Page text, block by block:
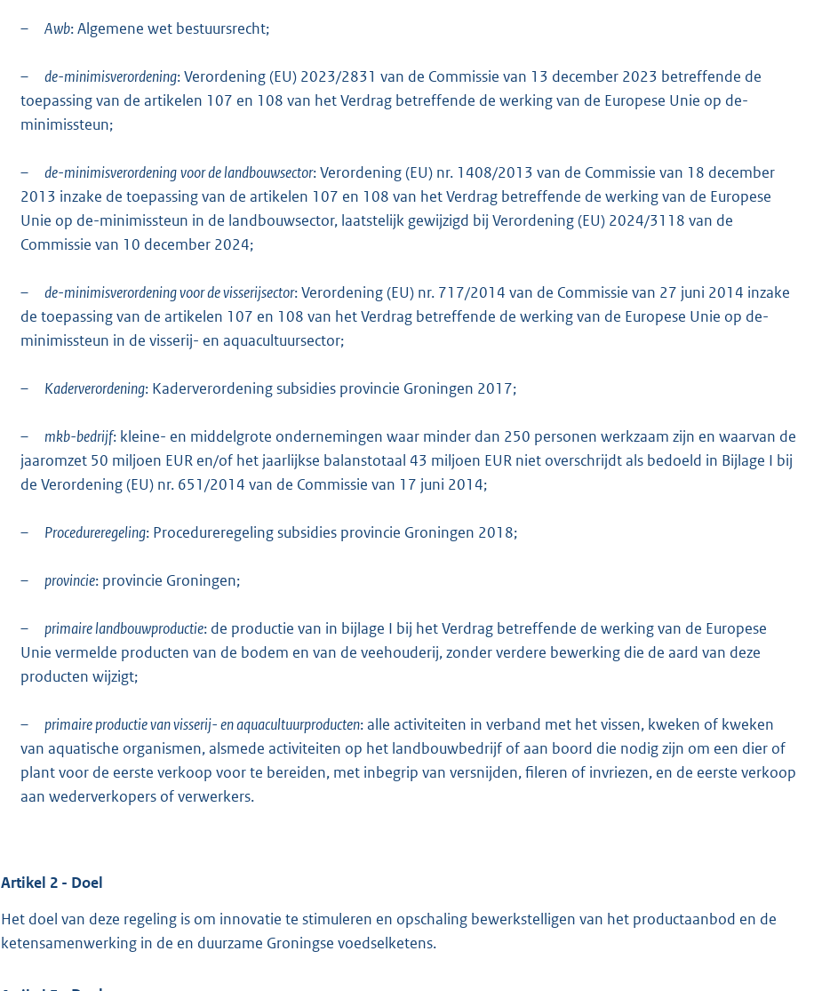
– Awb: Algemene wet bestuursrecht;
– de-minimisverordening: Verordening (EU) 2023/2831 van de Commissie van 13 december 2023 betreffende de
toepassing van de artikelen 107 en 108 van het Verdrag betreffende de werking van de Europese Unie op de-
minimissteun;
– de-minimisverordening voor de landbouwsector: Verordening (EU) nr. 1408/2013 van de Commissie van 18 december
2013 inzake de toepassing van de artikelen 107 en 108 van het Verdrag betreffende de werking van de Europese
Unie op de-minimissteun in de landbouwsector, laatstelijk gewijzigd bij Verordening (EU) 2024/3118 van de
Commissie van 10 december 2024;
– de-minimisverordening voor de visserijsector: Verordening (EU) nr. 717/2014 van de Commissie van 27 juni 2014 inzake
de toepassing van de artikelen 107 en 108 van het Verdrag betreffende de werking van de Europese Unie op de-
minimissteun in de visserij- en aquacultuursector;
– Kaderverordening: Kaderverordening subsidies provincie Groningen 2017;
– mkb-bedrijf: kleine- en middelgrote ondernemingen waar minder dan 250 personen werkzaam zijn en waarvan de
jaaromzet 50 miljoen EUR en/of het jaarlijkse balanstotaal 43 miljoen EUR niet overschrijdt als bedoeld in Bijlage I bij
de Verordening (EU) nr. 651/2014 van de Commissie van 17 juni 2014;
– Procedureregeling: Procedureregeling subsidies provincie Groningen 2018;
– provincie: provincie Groningen;
– primaire landbouwproductie: de productie van in bijlage I bij het Verdrag betreffende de werking van de Europese
Unie vermelde producten van de bodem en van de veehouderij, zonder verdere bewerking die de aard van deze
producten wijzigt;
– primaire productie van visserij- en aquacultuurproducten: alle activiteiten in verband met het vissen, kweken of kweken
van aquatische organismen, alsmede activiteiten op het landbouwbedrijf of aan boord die nodig zijn om een dier of
plant voor de eerste verkoop voor te bereiden, met inbegrip van versnijden, fileren of invriezen, en de eerste verkoop
aan wederverkopers of verwerkers.
Artikel 2 - Doel
Het doel van deze regeling is om innovatie te stimuleren en opschaling bewerkstelligen van het productaanbod en de
ketensamenwerking in de en duurzame Groningse voedselketens.